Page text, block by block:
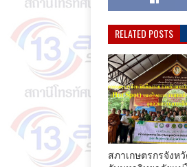
RELATED POSTS
สภาเกษตรกรจังห